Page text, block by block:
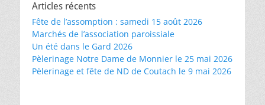
Articles récents
Fête de l’assomption : samedi 15 août 2026
Marchés de l’association paroissiale
Un été dans le Gard 2026
Pèlerinage Notre Dame de Monnier le 25 mai 2026
Pèlerinage et fête de ND de Coutach le 9 mai 2026